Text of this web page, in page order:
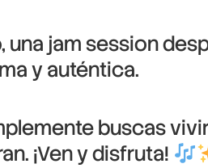
jam session
y auténtica.
buscas
¡Ven y disfruta!